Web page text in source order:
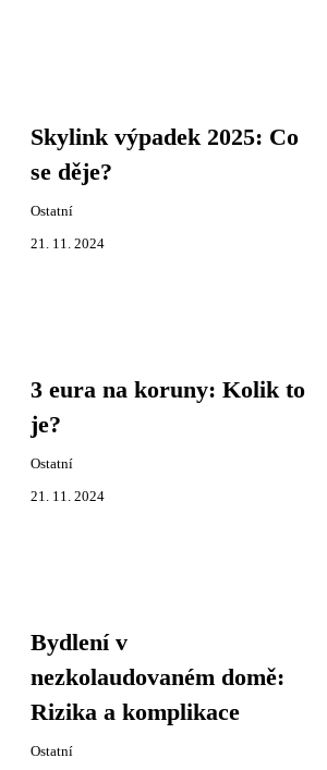
Skylink výpadek 2025: Co
se děje?
Ostatní
21. 11. 2024
3 eura na koruny: Kolik to
je?
Ostatní
21. 11. 2024
Bydlení v
nezkolaudovaném domě:
Rizika a komplikace
Ostatní